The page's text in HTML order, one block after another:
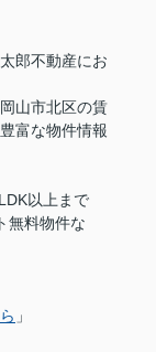
郎不動産にお
山市北区の賃
富な物件情報
以上まで
無料物件な
」